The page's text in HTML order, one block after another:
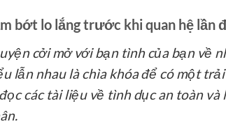
bớt lo lắng trước khi quan hệ lần
cởi mở với bạn tình của bạn về
lẫn nhau là chìa khóa để có một
các tài liệu về tình dục an toàn